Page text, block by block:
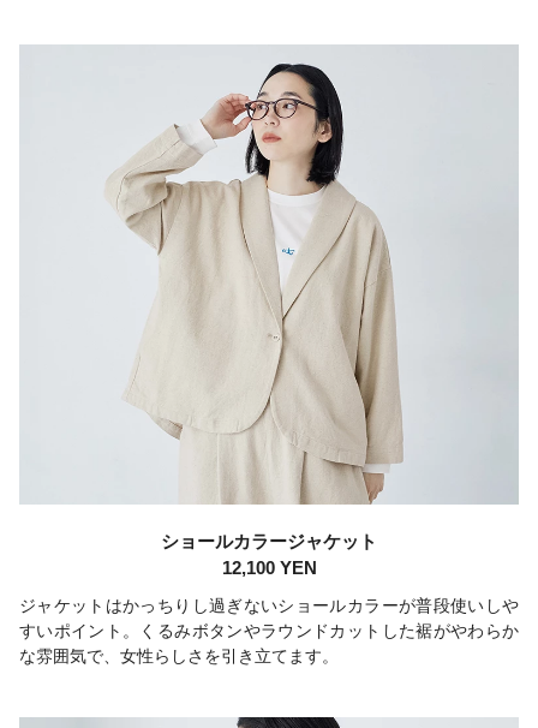
ショールカラージャケット
12,100 YEN
ジャケットはかっちりし過ぎないショールカラーが普段使いしや
すいポイント。くるみボタンやラウンドカットした裾がやわらか
な雰囲気で、女性らしさを引き立てます。